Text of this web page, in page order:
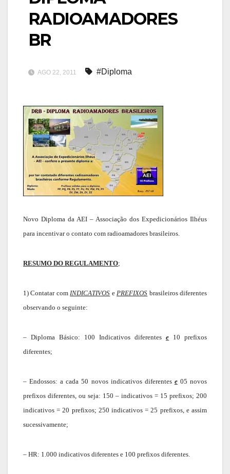
RADIOAMADORES
BR
AGO 22, 2011 #Diploma
Novo Diploma da AEI – Associação dos Expedicionários Ilhéus
para incentivar o contato com radioamadores brasileiros.
RESUMO DO REGULAMENTO;
1) Contatar comINDICATIVOS ePREFIXOS brasileiros diferentes
observando o seguinte:
– Diploma Básico: 100 Indicativos diferentes e 10 prefixos
diferentes;
– Endossos: a cada 50 novos indicativos diferentes e05 novos
prefixos diferentes, ou seja: 150 – indicativos = 15 prefixos; 200
indicativos = 20 prefixos; 250 indicativos = 25 prefixos, e assim
sucessivamente;
– HR: 1.000 indicativos diferentes e 100 prefixos diferentes.